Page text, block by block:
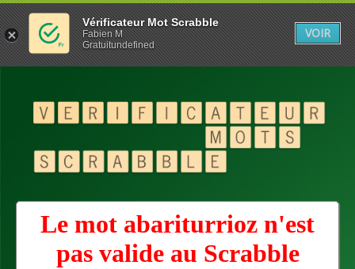
Le mot abariturrioz n'est
pas valide au Scrabble
Vérificateur Mot Scrabble
Fabien M
Gratuitundefined
VOIR